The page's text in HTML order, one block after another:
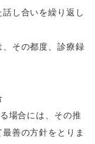
し合いを繰り返し
その都度、診療録
場合には、その推
善の方針をとりま